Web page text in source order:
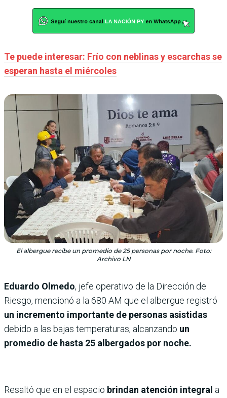
Te puede interesar: Frío con neblinas y escarchas se
esperan hasta el miércoles
El albergue recibe un promedio de 25 personas por noche. Foto:
Archivo LN
Eduardo Olmedo, jefe operativo de la Dirección de
Riesgo, mencionó a la 680 AM que el albergue registró
un incremento importante de personas asistidas
debido a las bajas temperaturas, alcanzando un
promedio de hasta 25 albergados por noche.
Resaltó que en el espacio brindan atención integral a